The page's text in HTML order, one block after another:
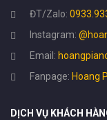
ĐT/Zalo:
Instagram:
Email:
Fanpage: Hoang
DỊCH VỤ KHÁCH